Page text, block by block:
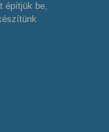
építjük be,